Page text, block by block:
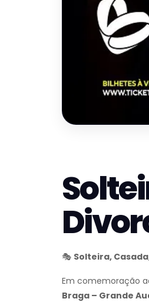
🎭 Solteira,
Em comemoração
Braga – Grande